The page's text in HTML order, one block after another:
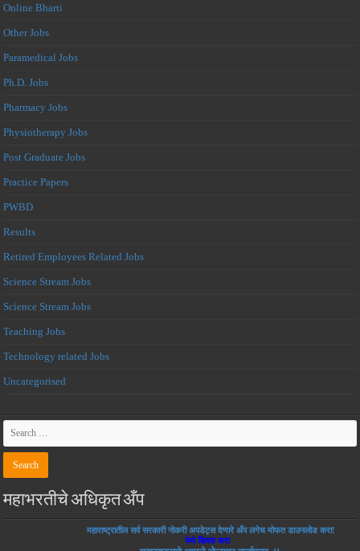
Online Bharti
Other Jobs
Paramedical Jobs
Ph.D. Jobs
Pharmacy Jobs
Physiotherapy Jobs
Post Graduate Jobs
Practice Papers
PWBD
Results
Retired Employees Related Jobs
Science Stream Jobs
Science Stream Jobs
Teaching Jobs
Technology related Jobs
Uncategorised
महाभरतीचे अधिकृत अँप
महाराष्ट्रातील सर्व सरकारी नोकरी अपडेट्स देणारे अँप लगेच मोफत डाउनलोड करा!
येथे क्लिक करा